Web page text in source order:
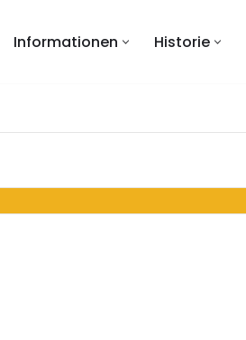
Informationen Historie